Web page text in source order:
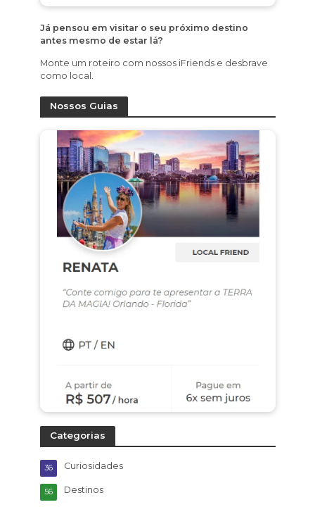
Já pensou em visitar o seu próximo destino
antes mesmo de estar lá?
Monte um roteiro com nossos iFriends e desbrave
como local.
Nossos Guias
Categorias
Curiosidades
36
Destinos
56